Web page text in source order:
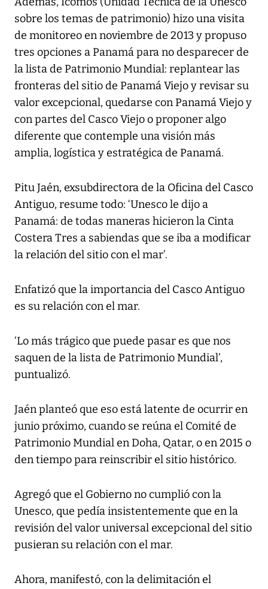
sobre los temas de patrimonio) hizo una visita
de monitoreo en noviembre de 2013 y propuso
tres opciones a Panamá para no desparecer de
la lista de Patrimonio Mundial: replantear las
fronteras del sitio de Panamá Viejo y revisar su
valor excepcional, quedarse con Panamá Viejo y
con partes del Casco Viejo o proponer algo
diferente que contemple una visión más
amplia, logística y estratégica de Panamá.
Pitu Jaén, exsubdirectora de la Oficina del Casco
Antiguo, resume todo: ‘Unesco le dijo a
Panamá: de todas maneras hicieron la Cinta
Costera Tres a sabiendas que se iba a modificar
la relación del sitio con el mar’.
Enfatizó que la importancia del Casco Antiguo
es su relación con el mar.
‘Lo más trágico que puede pasar es que nos
saquen de la lista de Patrimonio Mundial’,
puntualizó.
Jaén planteó que eso está latente de ocurrir en
junio próximo, cuando se reúna el Comité de
Patrimonio Mundial en Doha, Qatar, o en 2015 o
den tiempo para reinscribir el sitio histórico.
Agregó que el Gobierno no cumplió con la
Unesco, que pedía insistentemente que en la
revisión del valor universal excepcional del sitio
pusieran su relación con el mar.
Ahora, manifestó, con la delimitación el